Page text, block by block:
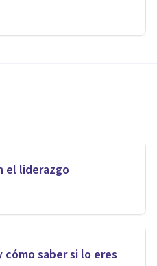
el liderazgo
cómo saber si lo eres